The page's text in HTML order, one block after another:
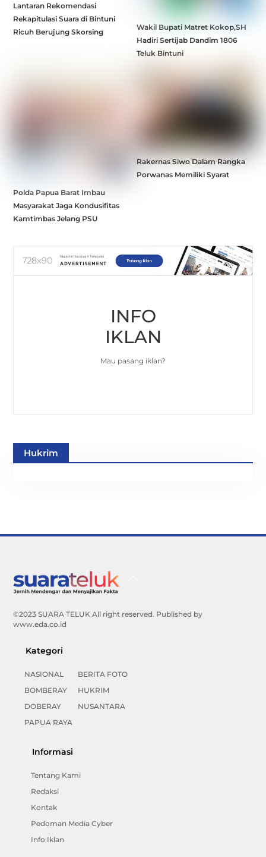
Lantaran Rekomendasi
Rekapitulasi Suara di Bintuni
Ricuh Berujung Skorsing
Wakil Bupati Matret Kokop,SH
Hadiri Sertijab Dandim 1806
Teluk Bintuni
Polda Papua Barat Imbau
Masyarakat Jaga Kondusifitas
Kamtimbas Jelang PSU
Rakernas Siwo Dalam Rangka
Porwanas Memiliki Syarat
INFO
IKLAN
Mau pasang iklan?
Hukrim
©2023 SUARA TELUK All right reserved. Published by
www.eda.co.id
Kategori
NASIONAL
BOMBERAY
DOBERAY
PAPUA RAYA
BERITA FOTO
HUKRIM
NUSANTARA
Informasi
Tentang Kami
Redaksi
Kontak
Pedoman Media Cyber
Info Iklan